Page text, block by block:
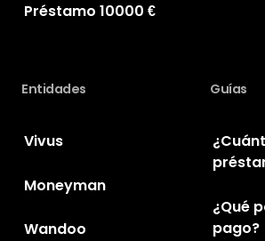
Préstamo 10000 €
Entidades
Vivus
Moneyman
Wandoo
Guías
¿Qué
pago?